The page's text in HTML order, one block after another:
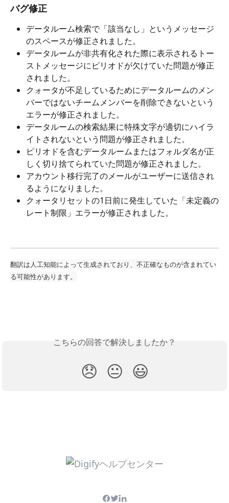
バグ修正
データルーム検索で「該当なし」というメッセージ
のスペースが修正されました。
データルームが非共有化された際に表示されるトー
ストメッセージにピリオドが欠けていた問題が修正
されました。
クォータが不足しているためにデータルームのメン
バーではないチームメンバーを削除できないという
エラーが修正されました。
データルームの検索結果に特殊文字が適切にハイラ
イトされないという問題が修正されました。
ピリオドを含むデータルームまたはフォルダ名が正
しく切り捨てられていた問題が修正されました。
アカウント移行完了のメールがユーザーに送信され
るようになりました。
クォータリセットの1日前に発生していた「未定義の
レート制限」エラーが修正されました。
翻訳は人工知能によって生成されており、不正確なものが含まれてい
る可能性があります。
こちらの回答で解決しましたか？
😞 😐 😃